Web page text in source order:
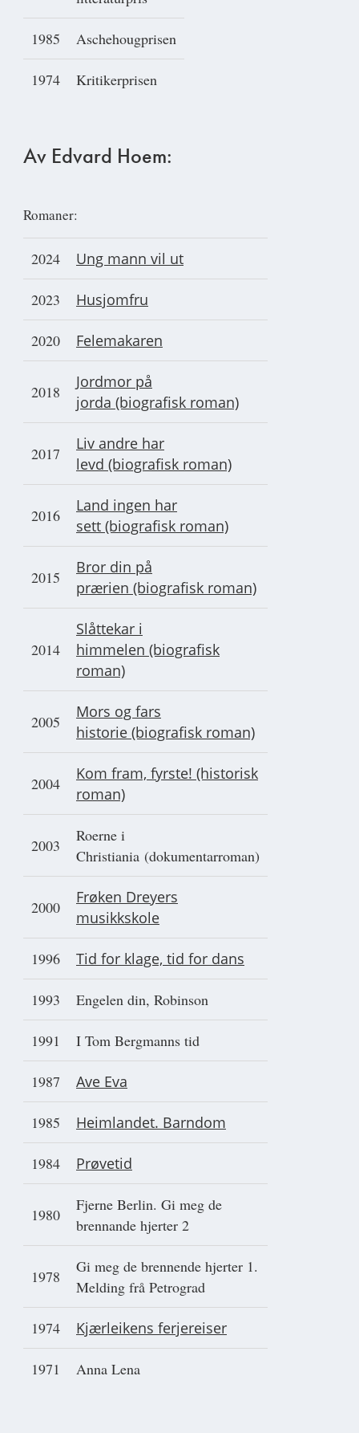
1985 Aschehougprisen
1974 Kritikerprisen
Av Edvard Hoem:
Romaner:
2024 Ung mann vil ut
2023 Husjomfru
2020 Felemakaren
2018
Jordmor på
jorda (biografisk roman)
2017
Liv andre har
levd (biografisk roman)
2016
Land ingen har
sett (biografisk roman)
2015
Bror din på
prærien (biografisk roman)
2014
Slåttekar i
himmelen (biografisk
roman)
2005
Mors og fars
historie (biografisk roman)
2004
Kom fram, fyrste! (historisk
roman)
2003
Roerne i
Christiania (dokumentarroman)
2000
Frøken Dreyers
musikkskole
1996 Tid for klage, tid for dans
1993 Engelen din, Robinson
1991 I Tom Bergmanns tid
1987 Ave Eva
1985 Heimlandet. Barndom
1984 Prøvetid
1980
Fjerne Berlin. Gi meg de
brennande hjerter 2
1978
Gi meg de brennende hjerter 1.
Melding frå Petrograd
1974 Kjærleikens ferjereiser
1971 Anna Lena